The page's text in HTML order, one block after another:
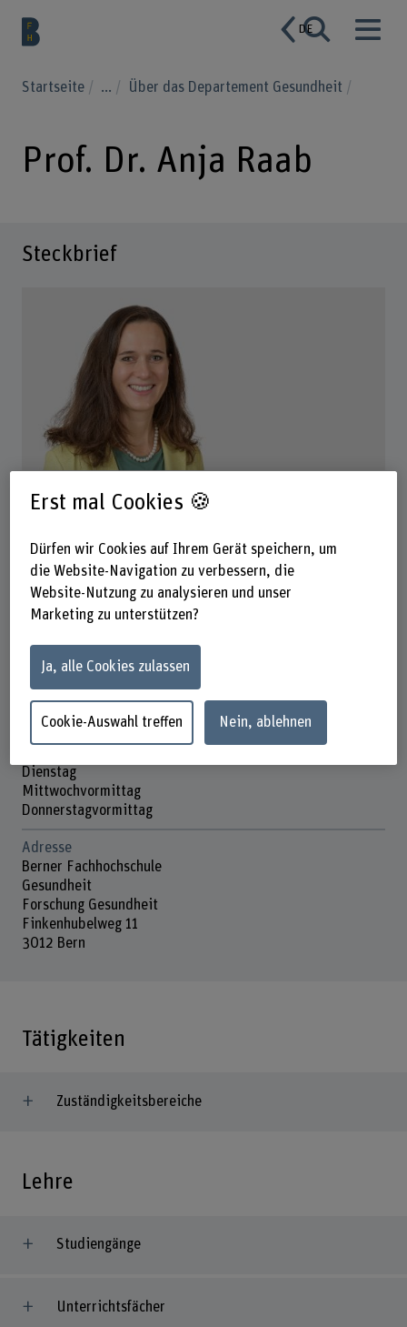
DE
Startseite ... Über das Departement Gesundheit
Prof. Dr. Anja Raab
Steckbrief
Leiterin Forschung
Kontakt
+41 31 848 37 23
E-Mail anzeigen
Dienstag
Mittwochvormittag
Donnerstagvormittag
Adresse
Berner Fachhochschule
Gesundheit
Forschung Gesundheit
Finkenhubelweg 11
3012 Bern
Tätigkeiten
Zuständigkeitsbereiche
Lehre
Studiengänge
Unterrichtsfächer
Erst mal Cookies 🍪
Dürfen wir Cookies auf Ihrem Gerät speichern, um
die Website-Navigation zu verbessern, die
Website-Nutzung zu analysieren und unser
Marketing zu unterstützen?
Ja, alle Cookies zulassen
Cookie-Auswahl treffen Nein, ablehnen